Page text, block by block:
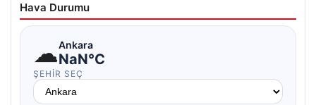
Hava Durumu
☁Ankara
NaN°C
ŞEHIR SEÇ